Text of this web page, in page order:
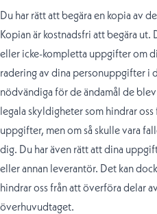
Du har rätt att begära en kopia av
Kopian är kostnadsfri att begära ut.
eller icke-kompletta uppgifter om
radering av dina personuppgifter i
nödvändiga för de ändamål de
legala skyldigheter som hindrar
uppgifter, men om så skulle vara
dig. Du har även rätt att dina
eller annan leverantör. Det kan
hindrar oss från att överföra delar
överhuvudtaget.